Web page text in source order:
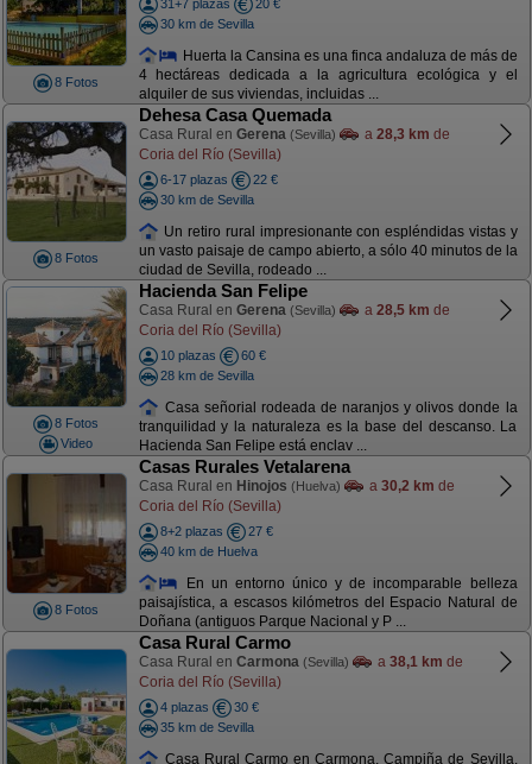
8 Fotos
31+7 plazas
20 €
30 km de Sevilla
Huerta la Cansina es una finca andaluza de más de
4 hectáreas dedicada a la agricultura ecológica y el
alquiler de sus viviendas, incluidas ...
8 Fotos
Dehesa Casa Quemada
Casa Rural en Gerena (Sevilla) a 28,3 km de
Coria del Río (Sevilla)
6-17 plazas
22 €
30 km de Sevilla
Un retiro rural impresionante con espléndidas vistas y
un vasto paisaje de campo abierto, a sólo 40 minutos de la
ciudad de Sevilla, rodeado ...
8 Fotos
Video
Hacienda San Felipe
Casa Rural en Gerena (Sevilla) a 28,5 km de
Coria del Río (Sevilla)
10 plazas
60 €
28 km de Sevilla
Casa señorial rodeada de naranjos y olivos donde la
tranquilidad y la naturaleza es la base del descanso. La
Hacienda San Felipe está enclav ...
8 Fotos
Casas Rurales Vetalarena
Casa Rural en Hinojos (Huelva) a 30,2 km de
Coria del Río (Sevilla)
8+2 plazas
27 €
40 km de Huelva
En un entorno único y de incomparable belleza
paisajística, a escasos kilómetros del Espacio Natural de
Doñana (antiguos Parque Nacional y P ...
Casa Rural Carmo
Casa Rural en Carmona (Sevilla) a 38,1 km de
Coria del Río (Sevilla)
4 plazas
30 €
35 km de Sevilla
Casa Rural Carmo en Carmona, Campiña de Sevilla.